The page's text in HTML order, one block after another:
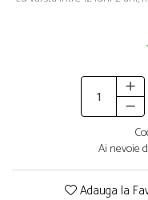
Ai nevoie
Adauga la